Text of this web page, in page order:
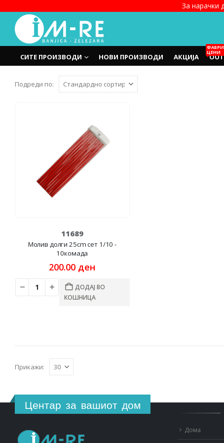
За нарачки
СИТЕ ПРОИЗВОДИ НОВИ ПРОИЗВОДИ АКЦИЈА
ЦЕНИ
Подреди по:
11689
Молив долги 25cm сет 1/10 -
10комада
200.00 ден
ДОДАЈ ВО
КОШНИЦА
Прикажи:
Центар за вашиот дом
Дома